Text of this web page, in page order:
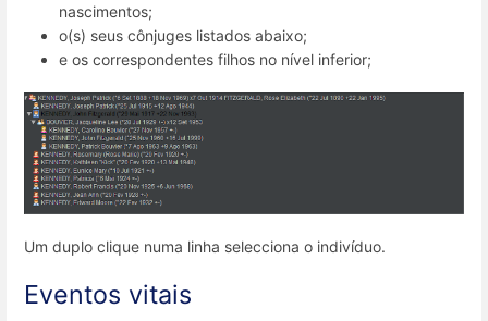
nascimentos;
o(s) seus cônjuges listados abaixo;
e os correspondentes filhos no nível inferior;
Um duplo clique numa linha selecciona o indivíduo.
Eventos vitais